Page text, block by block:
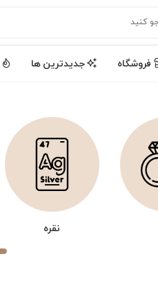
فروشگاه جدیدترین ها
نقره